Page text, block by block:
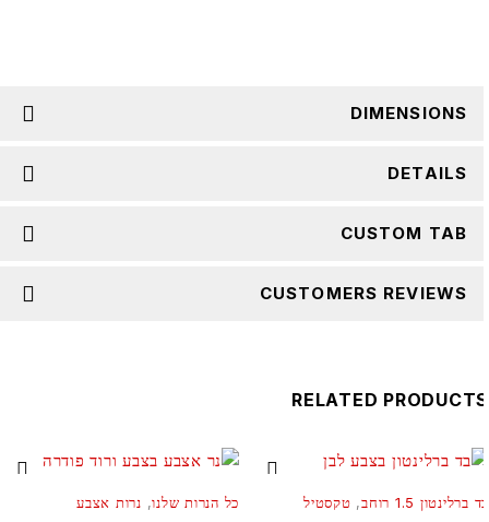
DIMENSIONS
DETAILS
CUSTOM TAB
CUSTOMERS REVIEWS
RELATED
ברלינטון 1.5 רוחב , טקסטיל כל הנרות שלנו, נרות אצבע